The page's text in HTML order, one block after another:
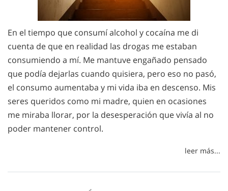
En el tiempo que consumí alcohol y cocaína me di
cuenta de que en realidad las drogas me estaban
consumiendo a mí. Me mantuve engañado pensado
que podía dejarlas cuando quisiera, pero eso no pasó,
el consumo aumentaba y mi vida iba en descenso. Mis
seres queridos como mi madre, quien en ocasiones
me miraba llorar, por la desesperación que vivía al no
poder mantener control.
leer más...